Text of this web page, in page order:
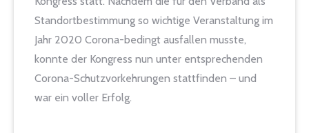
Standortbestimmung so wichtige Veranstaltung im
Jahr 2020 Corona-bedingt ausfallen musste,
konnte der Kongress nun unter entsprechenden
Corona-Schutzvorkehrungen stattfinden – und
war ein voller Erfolg.